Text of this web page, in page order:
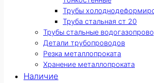
Трубы
Труба стальная ст 20
Трубы стальные
Детали трубопроводов
Резка металлопроката
Хранение металлопроката
Наличие